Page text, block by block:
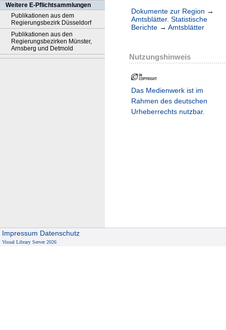
Weitere E-Pflichtsammlungen
Publikationen aus dem
Regierungsbezirk Düsseldorf
Publikationen aus den
Regierungsbezirken Münster,
Arnsberg und Detmold
Dokumente zur Region →
Amtsblätter. Statistische
Berichte → Amtsblätter
Nutzungshinweis
Das Medienwerk ist im
Rahmen des deutschen
Urheberrechts nutzbar.
Impressum Datenschutz
Visual Library Server 2026